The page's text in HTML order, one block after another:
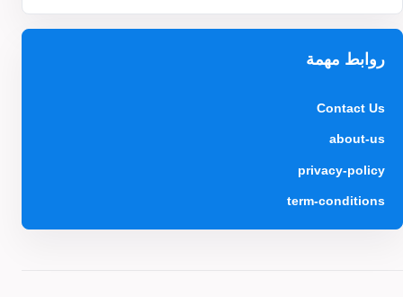
روابط مهمة
Contact Us
about-us
privacy-policy
term-conditions